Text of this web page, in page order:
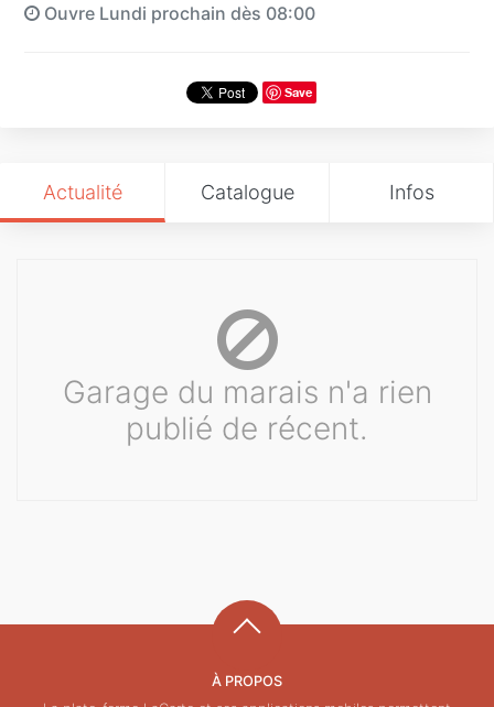
Ouvre Lundi prochain dès 08:00
Save
Actualité Catalogue Infos
Garage du marais n'a rien
publié de récent.
À PROPOS